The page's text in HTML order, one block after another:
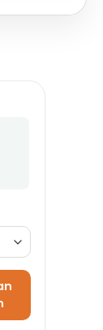
m² aantal